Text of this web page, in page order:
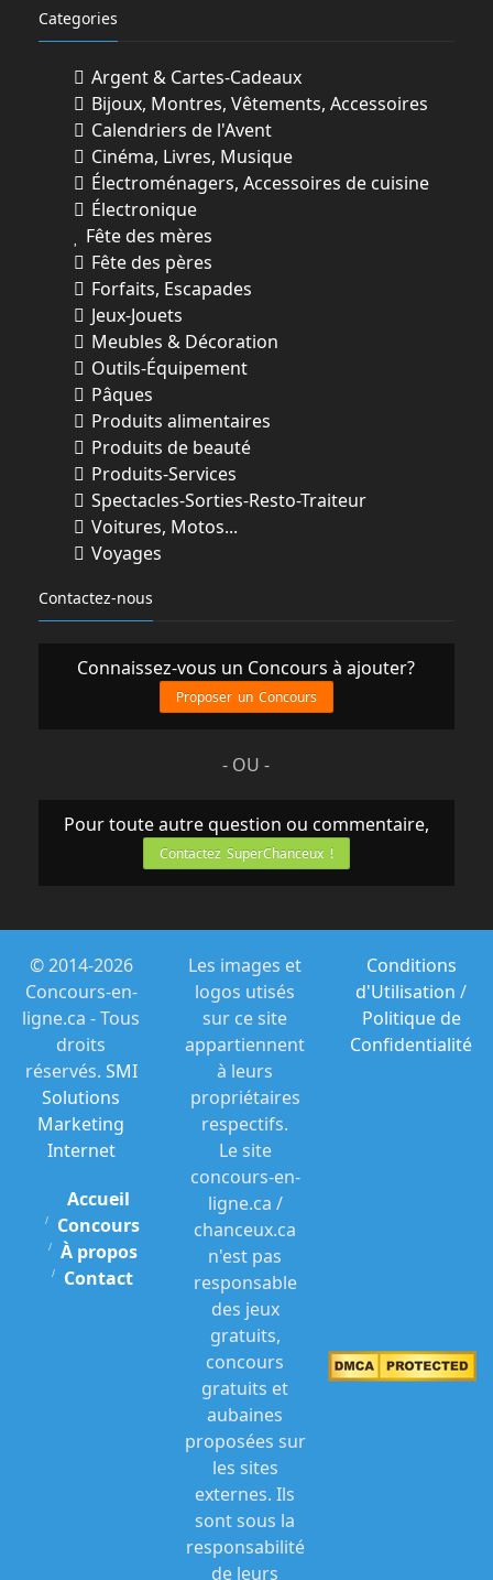
Categories
Argent & Cartes-Cadeaux
Bijoux, Montres, Vêtements, Accessoires
Calendriers de l'Avent
Cinéma, Livres, Musique
Électroménagers, Accessoires de cuisine
Électronique
Fête des mères
Fête des pères
Forfaits, Escapades
Jeux-Jouets
Meubles & Décoration
Outils-Équipement
Pâques
Produits alimentaires
Produits de beauté
Produits-Services
Spectacles-Sorties-Resto-Traiteur
Voitures, Motos...
Voyages
Contactez-nous
Connaissez-vous un Concours à ajouter?
Proposer un Concours
- OU -
Pour toute autre question ou commentaire,
Contactez SuperChanceux !
© 2014-2026
Concours-en-
ligne.ca - Tous
droits
réservés. SMI
Solutions
Marketing
Internet
Accueil
Concours
À propos
Contact
Les images et
logos utisés
sur ce site
appartiennent
à leurs
propriétaires
respectifs.
Le site
concours-en-
ligne.ca /
chanceux.ca
n'est pas
responsable
des jeux
gratuits,
concours
gratuits et
aubaines
proposées sur
les sites
externes. Ils
sont sous la
responsabilité
de leurs
Conditions
d'Utilisation /
Politique de
Confidentialité